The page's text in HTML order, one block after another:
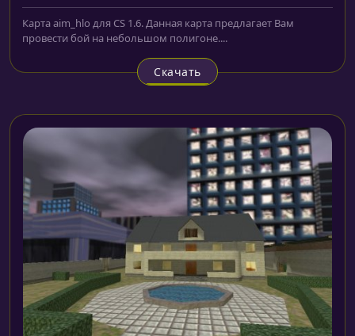
Карта aim_hlo для CS 1.6. Данная карта предлагает Вам
провести бой на небольшом полигоне....
Скачать